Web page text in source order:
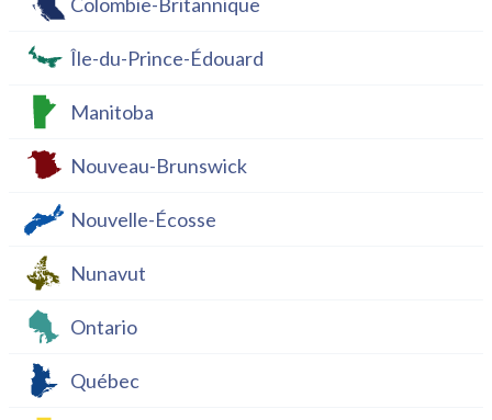
Île-du-Prince-Édouard
Manitoba
Nouveau-Brunswick
Nouvelle-Écosse
Nunavut
Ontario
Québec